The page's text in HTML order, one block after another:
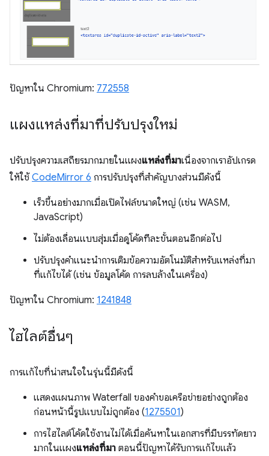
ปัญหาใน Chromium: 772558
แผงแหล่งที่มาที่ปรับปรุงใหม่
ปรับปรุงความเสถียรมากมายในแผงแหล่งที่มาเนื่องจากเราอัปเกรด
ให้ใช้ CodeMirror 6 การปรับปรุงที่สำคัญบางส่วนมีดังนี้
เร็วขึ้นอย่างมากเมื่อเปิดไฟล์ขนาดใหญ่ (เช่น WASM,
JavaScript)
ไม่ต้องเลื่อนแบบสุ่มเมื่อดูโค้ดทีละขั้นตอนอีกต่อไป
ปรับปรุงคำแนะนำการเติมข้อความอัตโนมัติสำหรับแหล่งที่มา
ที่แก้ไขได้ (เช่น ข้อมูลโค้ด การลบล้างในเครื่อง)
ปัญหาใน Chromium: 1241848
ไฮไลต์อื่นๆ
การแก้ไขที่น่าสนใจในรุ่นนี้มีดังนี้
แสดงแผนภาพ Waterfall ของคำขอเครือข่ายอย่างถูกต้อง
ก่อนหน้านี้รูปแบบไม่ถูกต้อง (1275501)
การไฮไลต์โค้ดใช้งานไม่ได้เมื่อค้นหาในเอกสารที่มีบรรทัดยาว
มากในแผงแหล่งที่มา ตอนนี้ปัญหาได้รับการแก้ไขแล้ว